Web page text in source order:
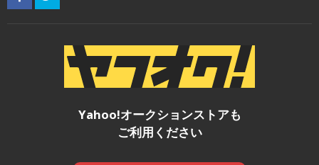
Yahoo!オークションストアも
ご利用ください